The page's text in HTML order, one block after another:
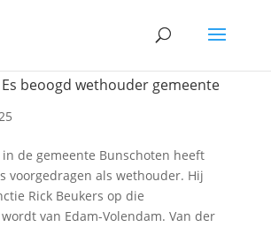
beoogd wethouder gemeente
in de gemeente Bunschoten heeft
voorgedragen als wethouder. Hij
Rick Beukers op die
van Edam-Volendam. Van der